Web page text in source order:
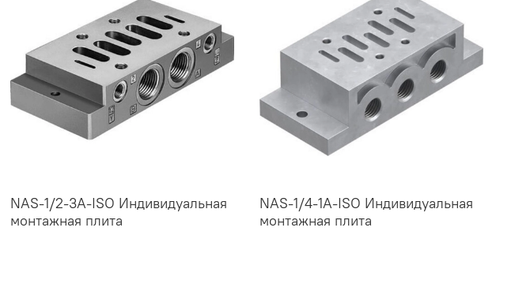
NAS-1/2-3A-ISO Индивидуальная
монтажная плита
NAS-1/4-1A-ISO Индивидуальная
монтажная плита